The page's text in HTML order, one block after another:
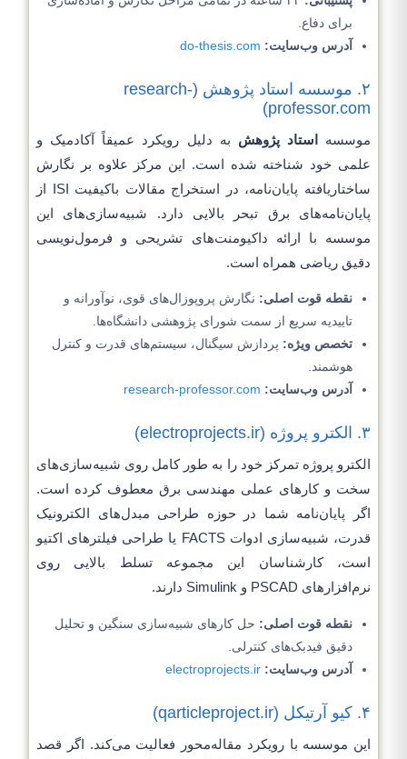
برای دفاع.
آدرس وب‌سایت: do-thesis.com
۲. موسسه استاد پژوهش (research-
professor.com)
موسسه استاد پژوهش به دلیل رویکرد عمیقاً آکادمیک و
علمی خود شناخته شده است. این مرکز علاوه بر نگارش
ساختاریافته پایان‌نامه، در استخراج مقالات باکیفیت ISI از
پایان‌نامه‌های برق تبحر بالایی دارد. شبیه‌سازی‌های این
موسسه با ارائه داکیومنت‌های تشریحی و فرمول‌نویسی
دقیق ریاضی همراه است.
نقطه قوت اصلی: نگارش پروپوزال‌های قوی، نوآورانه و
تاییدیه سریع از سمت شورای پژوهشی دانشگاه‌ها.
تخصص ویژه: پردازش سیگنال، سیستم‌های قدرت و کنترل
هوشمند.
آدرس وب‌سایت: research-professor.com
۳. الکترو پروژه (electroprojects.ir)
الکترو پروژه تمرکز خود را به طور کامل روی شبیه‌سازی‌های
سخت و کارهای عملی مهندسی برق معطوف کرده است.
اگر پایان‌نامه شما در حوزه طراحی مبدل‌های الکترونیک
قدرت، شبیه‌سازی ادوات FACTS یا طراحی فیلترهای اکتیو
است، کارشناسان این مجموعه تسلط بالایی روی
نرم‌افزارهای PSCAD و Simulink دارند.
نقطه قوت اصلی: حل کارهای شبیه‌سازی سنگین و تحلیل
دقیق فیدبک‌های کنترلی.
آدرس وب‌سایت: electroprojects.ir
۴. کیو آرتیکل (qarticleproject.ir)
این موسسه با رویکرد مقاله‌محور فعالیت می‌کند. اگر قصد